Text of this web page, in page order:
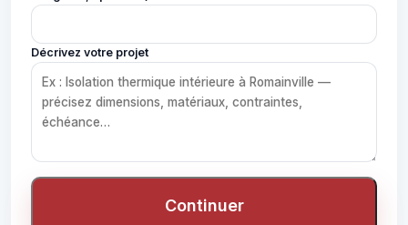
Décrivez votre projet
Continuer